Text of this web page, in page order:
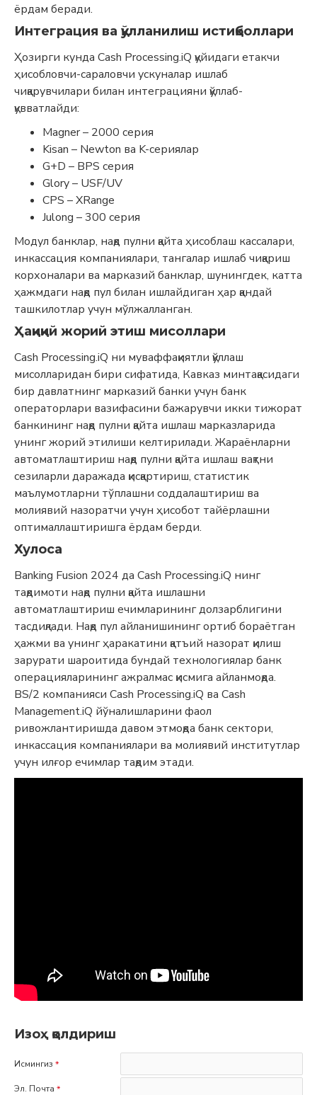
ёрдам беради.
Интеграция ва қўлланилиш истиқболлари
Ҳозирги кунда Cash Processing.iQ қуйидаги етакчи
ҳисобловчи-сараловчи ускуналар ишлаб
чиқарувчилари билан интеграцияни қўллаб-
қувватлайди:
Magner – 2000 серия
Kisan – Newton ва K-сериялар
G+D – BPS серия
Glory – USF/UV
CPS – XRange
Julong – 300 серия
Модул банклар, нақд пулни қайта ҳисоблаш кассалари,
инкассация компаниялари, тангалар ишлаб чиқариш
корхоналари ва марказий банклар, шунингдек, катта
ҳажмдаги нақд пул билан ишлайдиган ҳар қандай
ташкилотлар учун мўлжалланган.
Ҳақиқий жорий этиш мисоллари
Cash Processing.iQ ни муваффақиятли қўллаш
мисолларидан бири сифатида, Кавказ минтақасидаги
бир давлатнинг марказий банки учун банк
операторлари вазифасини бажарувчи икки тижорат
банкининг нақд пулни қайта ишлаш марказларида
унинг жорий этилиши келтирилади. Жараёнларни
автоматлаштириш нақд пулни қайта ишлаш вақтни
сезиларли даражада қисқартириш, статистик
маълумотларни тўплашни соддалаштириш ва
молиявий назоратчи учун ҳисобот тайёрлашни
оптималлаштиришга ёрдам берди.
Хулоса
Banking Fusion 2024 да Cash Processing.iQ нинг
тақдимоти нақд пулни қайта ишлашни
автоматлаштириш ечимларининг долзарблигини
тасдиқлади. Нақд пул айланишининг ортиб бораётган
ҳажми ва унинг ҳаракатини қатъий назорат қилиш
зарурати шароитида бундай технологиялар банк
операцияларининг ажралмас қисмига айланмоқда.
BS/2 компанияси Cash Processing.iQ ва Cash
Management.iQ йўналишларини фаол
ривожлантиришда давом этмоқда банк сектори,
инкассация компаниялари ва молиявий институтлар
учун илғор ечимлар тақдим этади.
Изоҳ қолдириш
Исмингиз
Эл. Почта